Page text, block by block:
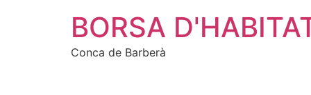
BORSA
Conca de Barberà